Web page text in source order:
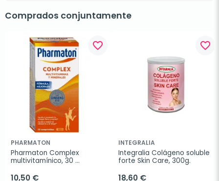
Comprados conjuntamente
favorite_border
PHARMATON
Pharmaton Complex
multivitamínico, 30
10,50 €
favorite_border
INTEGRALIA
Integralia Colágeno soluble
forte Skin Care, 300g.
18,60 €